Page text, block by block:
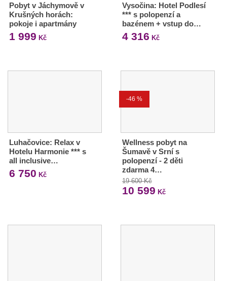
Pobyt v Jáchymově v
Krušných horách:
pokoje i apartmány
1 999 Kč
Vysočina: Hotel Podlesí
*** s polopenzí a
bazénem + vstup do…
4 316 Kč
Luhačovice: Relax v
Hotelu Harmonie *** s
all inclusive…
6 750 Kč
-46 %
Wellness pobyt na
Šumavě v Srní s
polopenzí - 2 děti
zdarma 4…
19 600 Kč
10 599 Kč